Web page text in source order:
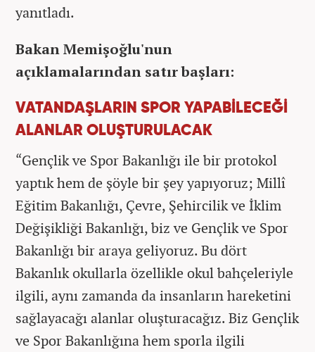
yanıtladı.
Bakan Memişoğlu'nun
açıklamalarından satır başları:
VATANDAŞLARIN SPOR YAPABİLECEĞİ
ALANLAR OLUŞTURULACAK
“Gençlik ve Spor Bakanlığı ile bir protokol
yaptık hem de şöyle bir şey yapıyoruz; Millî
Eğitim Bakanlığı, Çevre, Şehircilik ve İklim
Değişikliği Bakanlığı, biz ve Gençlik ve Spor
Bakanlığı bir araya geliyoruz. Bu dört
Bakanlık okullarla özellikle okul bahçeleriyle
ilgili, aynı zamanda da insanların hareketini
sağlayacağı alanlar oluşturacağız. Biz Gençlik
ve Spor Bakanlığına hem sporla ilgili